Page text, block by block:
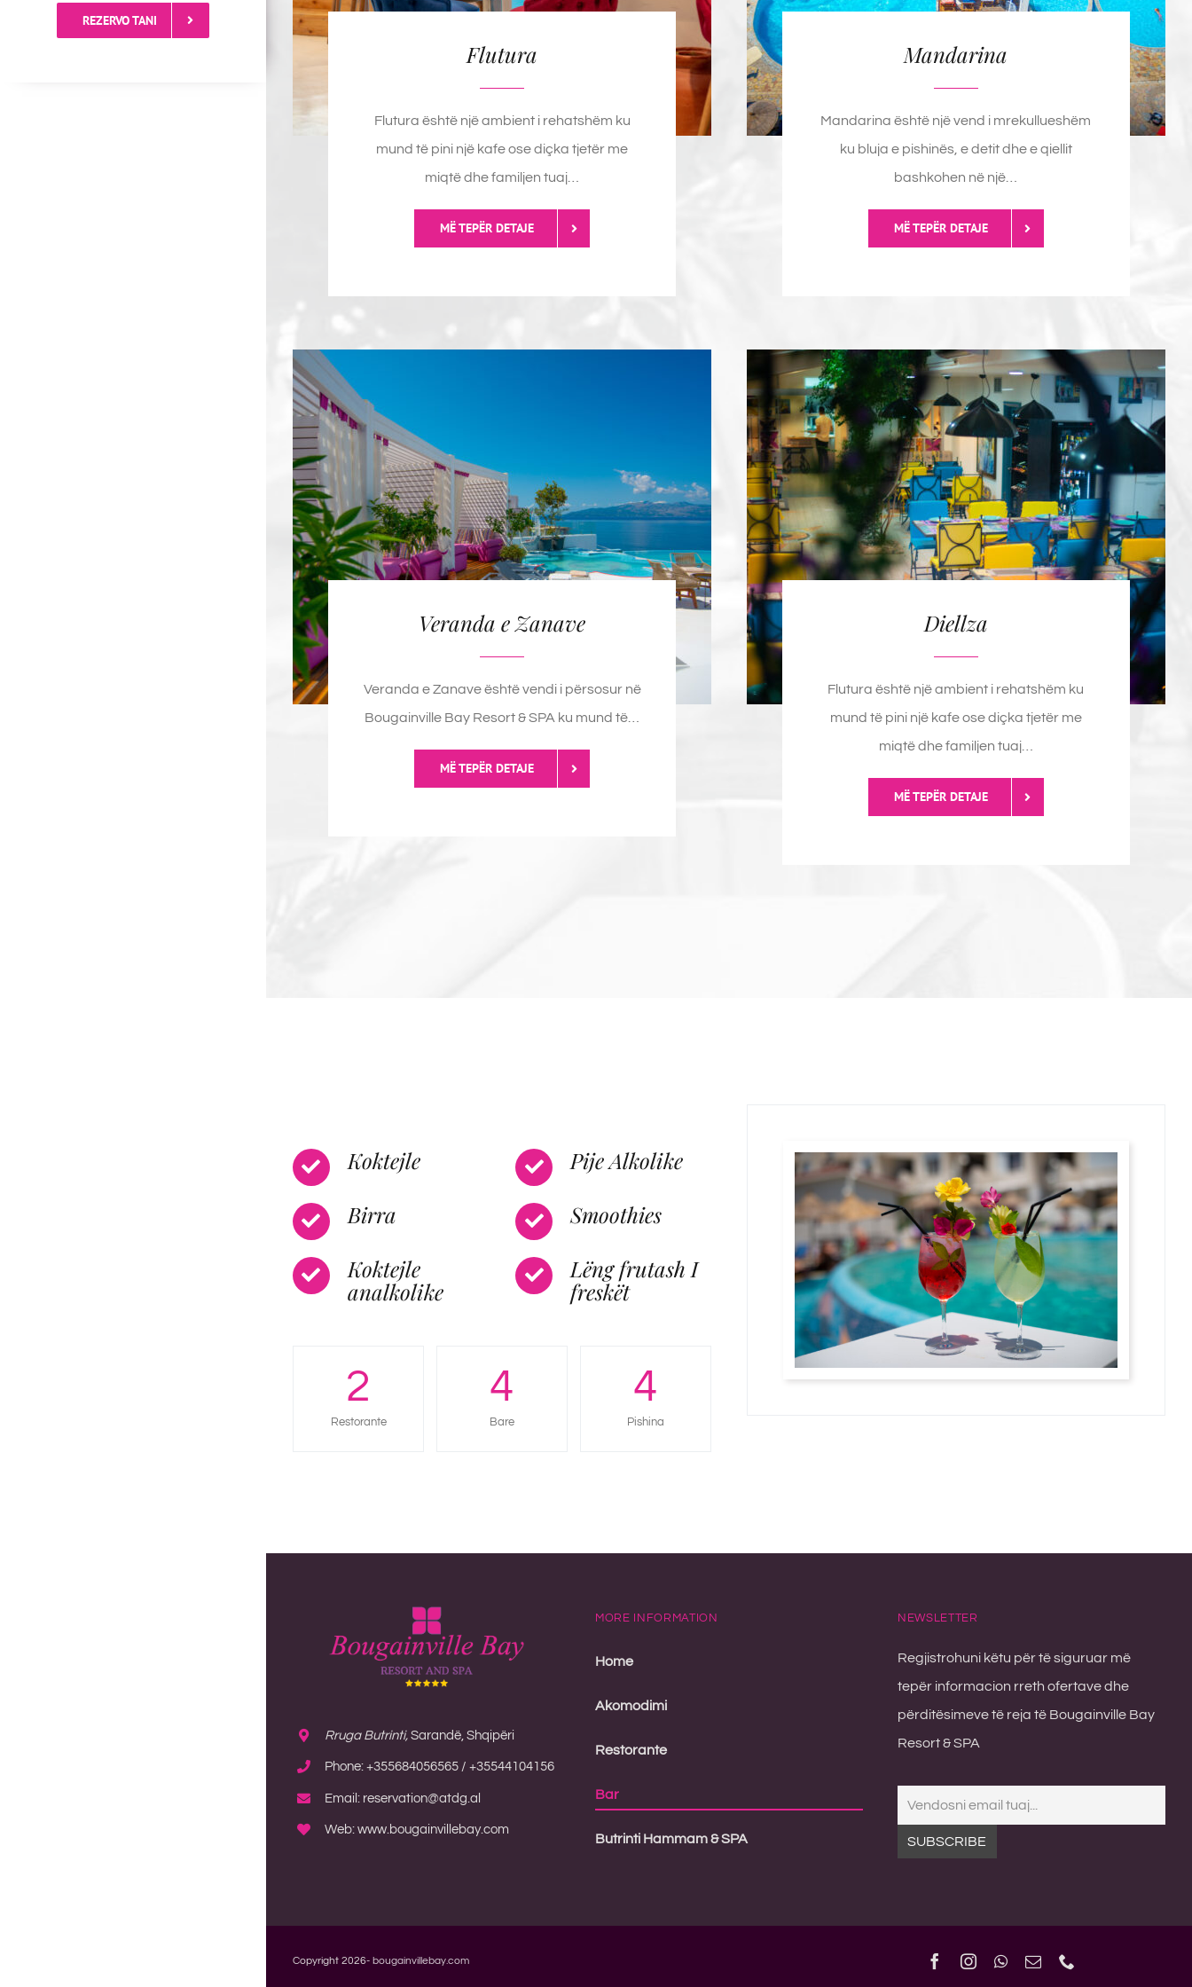
REZERVO TANI
Flutura
Flutura është një ambient i rehatshëm ku
mund të pini një kafe ose diçka tjetër me
miqtë dhe familjen tuaj…
MË TEPËR DETAJE
Mandarina
Mandarina është një vend i mrekullueshëm
ku bluja e pishinës, e detit dhe e qiellit
bashkohen në një…
MË TEPËR DETAJE
Veranda e Zanave
Veranda e Zanave është vendi i përsosur në
Bougainville Bay Resort & SPA ku mund të…
MË TEPËR DETAJE
Diellza
Flutura është një ambient i rehatshëm ku
mund të pini një kafe ose diçka tjetër me
miqtë dhe familjen tuaj…
MË TEPËR DETAJE
Koktejle
Pije Alkolike
Birra
Smoothies
Koktejle
analkolike
Lëng frutash I
freskët
2
Restorante
4
Bare
4
Pishina
Rruga Butrinti,Sarandë, Shqipëri
Phone: +355684056565 / +35544104156
Email: reservation@atdg.al
Web: www.bougainvillebay.com
MORE INFORMATION
Home
Akomodimi
Restorante
Bar
Butrinti Hammam & SPA
NEWSLETTER
Regjistrohuni këtu për të siguruar më
tepër informacion rreth ofertave dhe
përditësimeve të reja të Bougainville Bay
Resort & SPA
Copyright 2026- bougainvillebay.com